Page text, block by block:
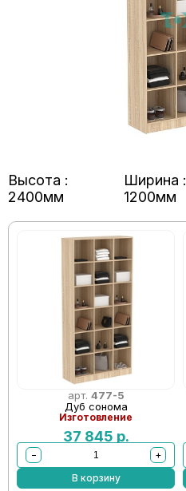
Высота :
2400мм
Ширина :
1200мм
арт. 477-5
Дуб сонома
Изготовление
37 845 р.
−
+
В корзину